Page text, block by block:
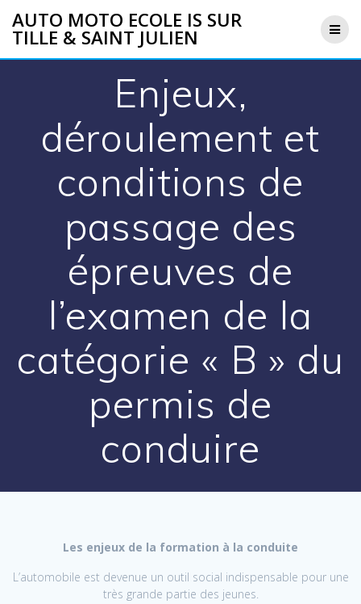
to
content
AUTO MOTO ECOLE IS SUR
TILLE & SAINT JULIEN
Enjeux,
déroulement et
conditions de
passage des
épreuves de
l’examen de la
catégorie « B » du
permis de
conduire
Les enjeux de la formation à la conduite
L’automobile est devenue un outil social indispensable pour une
très grande partie des jeunes.